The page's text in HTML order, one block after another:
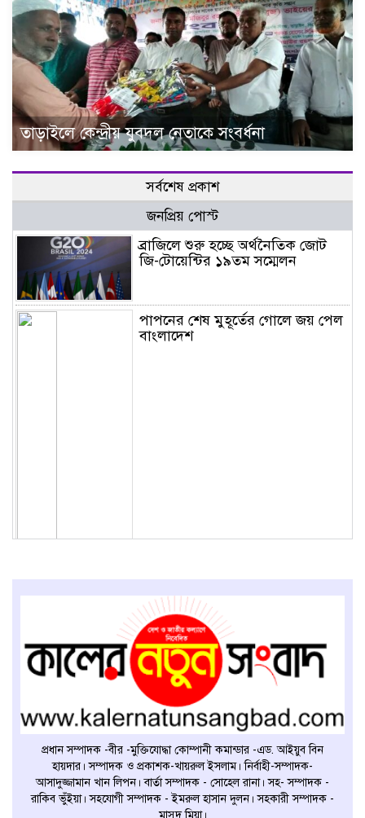
তাড়াইলে কেন্দ্রীয় যুবদল নেতাকে সংবর্ধনা
সর্বশেষ প্রকাশ
জনপ্রিয় পোস্ট
ব্রাজিলে শুরু হচ্ছে অর্থনৈতিক জোট
জি-টোয়েন্টির ১৯তম সম্মেলন
পাপনের শেষ মুহূর্তের গোলে জয় পেল
বাংলাদেশ
প্রধান সম্পাদক -বীর -মুক্তিযোদ্ধা কোম্পানী কমান্ডার -এড. আইয়ুব বিন
হায়দার। সম্পাদক ও প্রকাশক-খায়রুল ইসলাম। নির্বাহী-সম্পাদক-
আসাদুজ্জামান খান লিপন। বার্তা সম্পাদক - সোহেল রানা। সহ- সম্পাদক -
রাকিব ভুঁইয়া। সহযোগী সম্পাদক - ইমরুল হাসান দুলন। সহকারী সম্পাদক -
মাসুদ মিয়া।